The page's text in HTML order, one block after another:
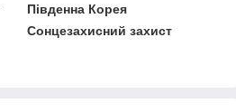
Південна Корея
Сонцезахисний захист